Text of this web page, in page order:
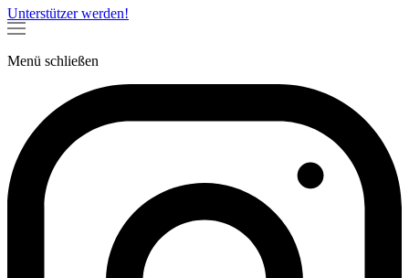
Unterstützer werden!
Menü schließen